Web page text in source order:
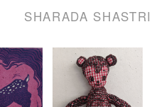
SHARADA SHASTRI